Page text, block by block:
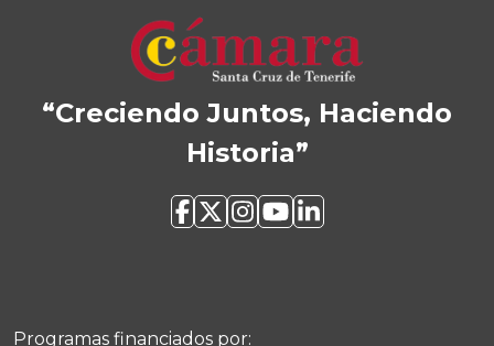
“Creciendo Juntos, Haciendo
Historia”
Programas financiados por: